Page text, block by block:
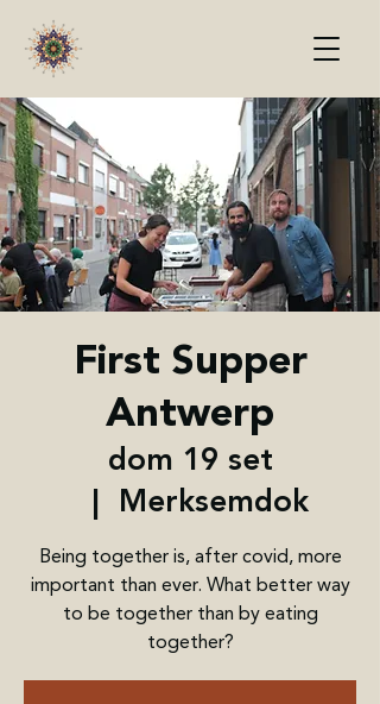
First Supper
Antwerp
dom 19 set
  |
Merksemdok
Being together is, after covid, more
important than ever. What better way
to be together than by eating
together?